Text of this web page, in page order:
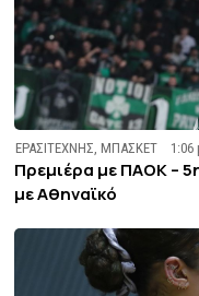
ΕΡΑΣΙΤΕΧΝΗΣ ,ΜΠΑΣΚΕΤ 1:06
Πρεμιέρα με ΠΑΟΚ –
με Αθηναϊκό